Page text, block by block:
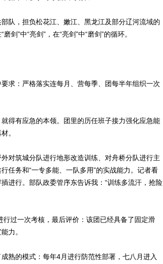
，担负松花江、嫩江、黑龙江及部分辽河流域的
”中“亮剑”，在“亮剑”中“磨剑”的循环。
：严格落实连每月、营每季、团每半年组织一次
有应急的本领。团里的历任班子接力强化应急能
。
筑城分队进行地形改造训练、对舟桥分队进行主
任务和“一专多能、一队多用”的实战能力。记者看
进行。部队政委管序东告诉我：“训练多流汗，抢险
过一次考核，最后评价：该团已经具备了固定滑
力。
的模式：每年4月进行防范性部署，七八月进入